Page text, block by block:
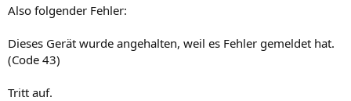
Also folgender Fehler:
Dieses Gerät wurde angehalten, weil es Fehler gemeldet hat.
(Code 43)
Tritt auf.